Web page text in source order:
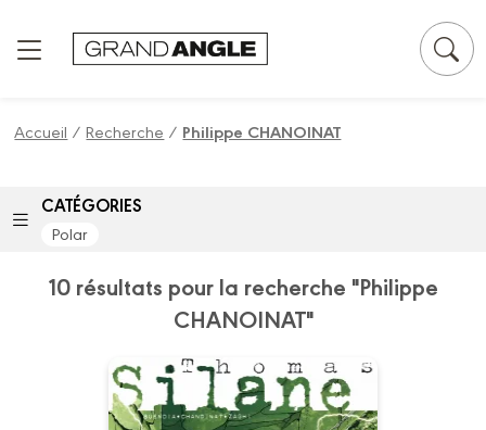
Accueil /Recherche / Philippe CHANOINAT
CATÉGORIES
Polar
10 résultats pour la recherche "Philippe
CHANOINAT"